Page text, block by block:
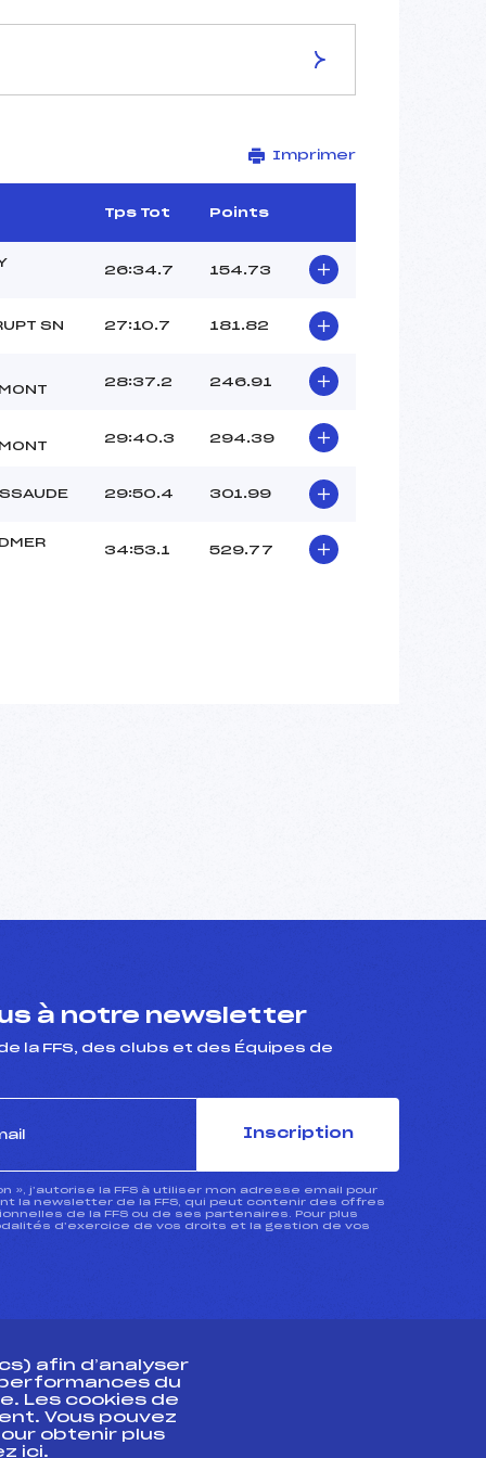
STADE DU TOUR DES ROCHES
6 km
135 m
24 m
Imprimer
Tps Tot Points
26:34.7 154.73
SN 27:10.7 181.82
28:37.2 246.91
29:40.3 294.39
29:50.4 301.99
34:53.1 529.77
à notre newsletter
la FFS, des clubs et des Équipes de
Inscription
», j’autorise la FFS à utiliser mon adresse email pour
la newsletter de la FFS, qui peut contenir des offres
de la FFS ou de ses partenaires. Pour plus
d’exercice de vos droits et la gestion de vos
afin d’analyser
du
Les cookies de
Vous pouvez
obtenir plus
ici.